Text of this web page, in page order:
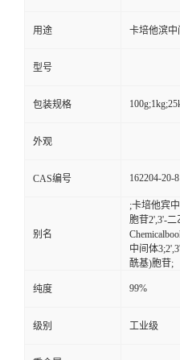
用途 卡培他滨中
型号
包装规格
外观
CAS编号 162204-20-8
别名
;卡培他宾
胞苷2',3'-
中间体
酰基)胞苷;
纯度 99%
级别 工业级